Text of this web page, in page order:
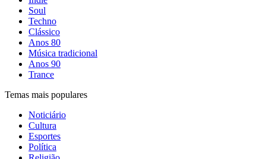
Soul
Techno
Clássico
Anos 80
Música tradicional
Anos 90
Trance
Temas mais populares
Noticiário
Cultura
Esportes
Política